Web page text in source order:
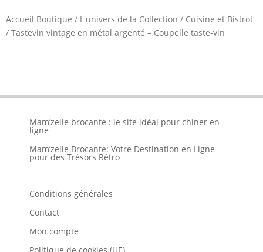
Accueil Boutique / L'univers de la Collection / Cuisine et Bistrot
/ Tastevin vintage en métal argenté – Coupelle taste-vin
Mam’zelle brocante : le site idéal pour chiner en
ligne
Mam’zelle Brocante: Votre Destination en Ligne
pour des Trésors Rétro
Conditions générales
Contact
Mon compte